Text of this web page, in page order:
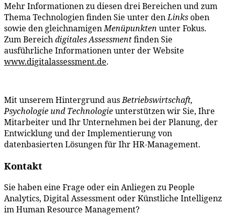
Mehr Informationen zu diesen drei Bereichen und zum
Thema Technologien finden Sie unter denLinksoben
sowie den gleichnamigenMenüpunkten unter Fokus.
Zum Bereichdigitales Assessmentfinden Sie
ausführliche Informationen unter der Website
www.digitalassessment.de.
Mit unserem Hintergrund ausBetriebswirtschaft,
Psychologie und Technologieunterstützen wir Sie, Ihre
Mitarbeiter und Ihr Unternehmen bei der Planung, der
Entwicklung und der Implementierung von
datenbasierten Lösungen für Ihr HR-Management.
Kontakt
Sie haben eine Frage oder ein Anliegen zu People
Analytics, Digital Assessment oder Künstliche Intelligenz
im Human Resource Management?